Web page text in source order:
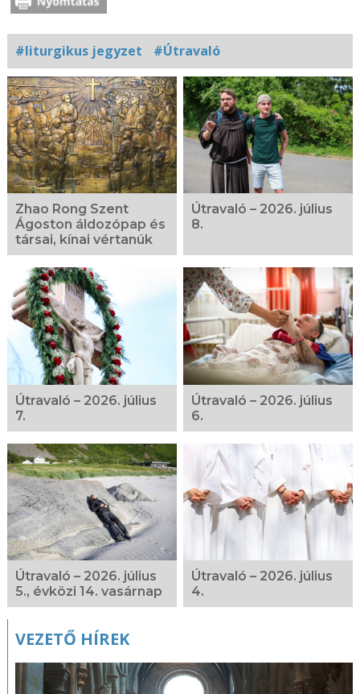
#liturgikus jegyzet #Útravaló
Kapcsolódó
fotógaléria
Zhao Rong Szent
Ágoston áldozópap és
társai, kínai vértanúk
Útravaló – 2026. július
8.
Útravaló – 2026. július
7.
Útravaló – 2026. július
6.
Útravaló – 2026. július
5., évközi 14. vasárnap
Útravaló – 2026. július
4.
VEZETŐ HÍREK